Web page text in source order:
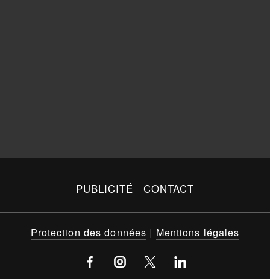
PUBLICITÉ CONTACT
Protection des données | Mentions légales